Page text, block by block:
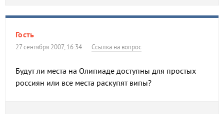
Гость
27 сентября 2007, 16:34 Ссылка на вопрос
Будут ли места на Олипиаде доступны для простых
россиян или все места раскупят випы?